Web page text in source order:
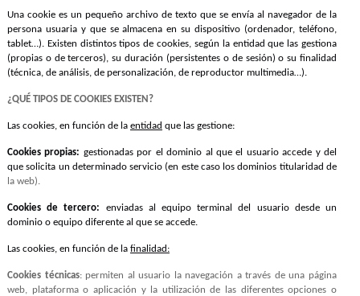
Una cookie es un pequeño archivo de texto que se envía al navegador de la
persona usuaria y que se almacena en su dispositivo (ordenador, teléfono,
tablet…). Existen distintos tipos de cookies, según la entidad que las gestiona
(propias o de terceros), su duración (persistentes o de sesión) o su finalidad
(técnica, de análisis, de personalización, de reproductor multimedia…).
¿QUÉ TIPOS DE COOKIES EXISTEN?
Las cookies, en función de la entidad que las gestione:
Cookies propias: gestionadas por el dominio al que el usuario accede y del
que solicita un determinado servicio (en este caso los dominios titularidad de
la web).
Cookies de tercero:
enviadas al equipo terminal del usuario desde un
dominio o equipo diferente al que se accede.
Las cookies, en función de la finalidad:
Cookies técnicas: permiten al usuario la navegación a través de una página
web, plataforma o aplicación y la utilización de las diferentes opciones o